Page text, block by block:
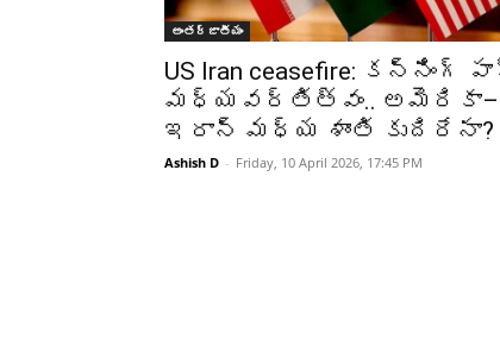
అంతర్జాతీయం
US Iran ceasefire: కన్నింగ్‌
మధ్యవర్తిత్వం.. అమెరికా–
ఇరాన్‌ మధ్య శాంతి కుదిరేనా?
Ashish D - Friday, 10 April 2026, 17:45 PM